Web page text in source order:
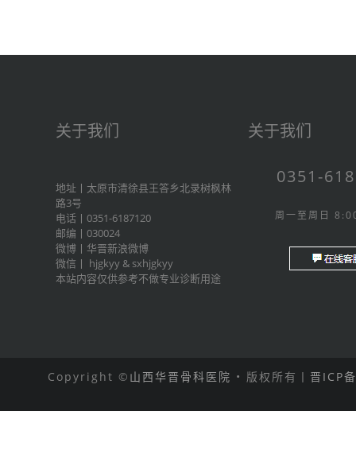
关于我们
地址丨太原市清徐县王答乡北录树枫林
路3号
电话丨0351-6187120
邮编丨030024
微博丨 华晋新浪微博
微信丨 hjgkyy & sxhjgkyy
本站内容仅供参考不做专业诊断用途
关于我们
0351-
周一至周日
Copyright © 山西华晋骨科医院 • 版权所有丨 晋ICP